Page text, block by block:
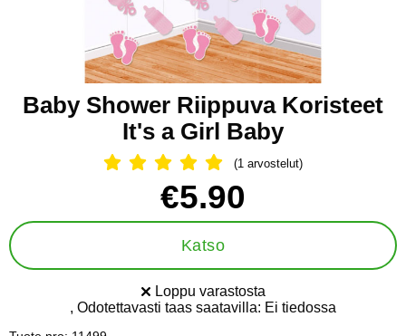
Baby Shower Riippuva Koristeet
It's a Girl Baby
Arvostelu: 5 Tähdet, Ohita kaikki
(1 arvostelut)
hinta
€5.90
Katso
Saatavuus:
Loppu varastosta
, Odotettavasti taas saatavilla: Ei tiedossa